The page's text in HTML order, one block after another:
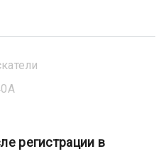
регистрации в